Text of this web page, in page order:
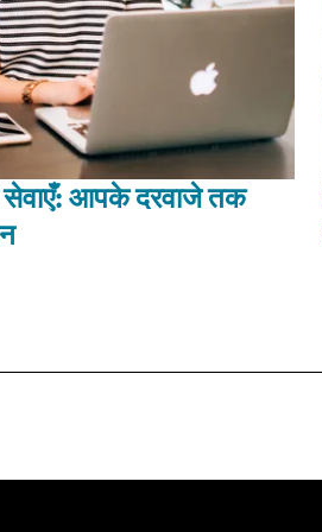
सेवाएँ: आपके दरवाजे तक